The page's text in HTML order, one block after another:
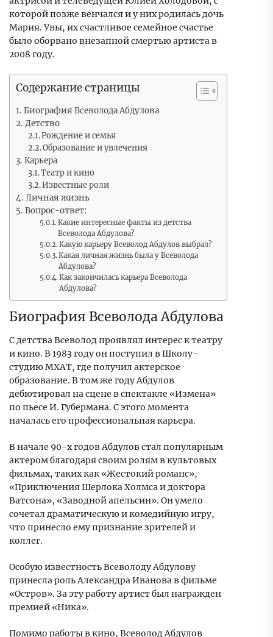
которой позже венчался и у них родилась дочь
Мария. Увы, их счастливое семейное счастье
было оборвано внезапной смертью артиста в
2008 году.
Содержание страницы
Биография Всеволода Абдулова
Детство
Рождение и семья
Образование и увлечения
Карьера
Театр и кино
Известные роли
Личная жизнь
Вопрос-ответ:
Какие интересные факты из детства
Всеволода Абдулова?
Какую карьеру Всеволод Абдулов выбрал?
Какая личная жизнь была у Всеволода
Абдулова?
Как закончилась карьера Всеволода
Абдулова?
Биография Всеволода Абдулова
С детства Всеволод проявлял интерес к театру
и кино. В 1983 году он поступил в Школу-
студию МХАТ, где получил актерское
образование. В том же году Абдулов
дебютировал на сцене в спектакле «Измена»
по пьесе И. Губермана. С этого момента
началась его профессиональная карьера.
В начале 90-х годов Абдулов стал популярным
актером благодаря своим ролям в культовых
фильмах, таких как «Жестокий романс»,
«Приключения Шерлока Холмса и доктора
Ватсона», «Заводной апельсин». Он умело
сочетал драматическую и комедийную игру,
что принесло ему признание зрителей и
коллег.
Особую известность Всеволоду Абдулову
принесла роль Александра Иванова в фильме
«Остров». За эту работу артист был награжден
премией «Ника».
Помимо работы в кино, Всеволод Абдулов